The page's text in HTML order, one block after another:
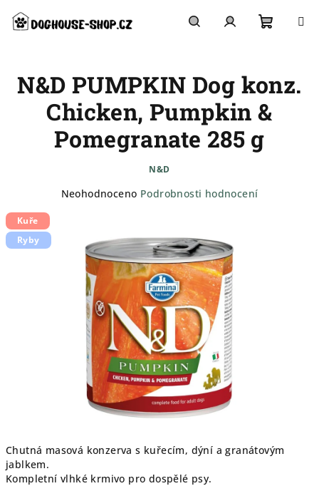
obsah
košík
Chutná masová konzerva s kuřecím, dýní a granátovým
jablkem.
Kompletní vlhké krmivo pro dospělé psy.
N&D PUMPKIN Dog konz.
Chicken, Pumpkin &
Pomegranate 285 g
N&D
Průměrné
hvězdiček.
Neohodnoceno Podrobnosti hodnocení
Kuře
Ryby